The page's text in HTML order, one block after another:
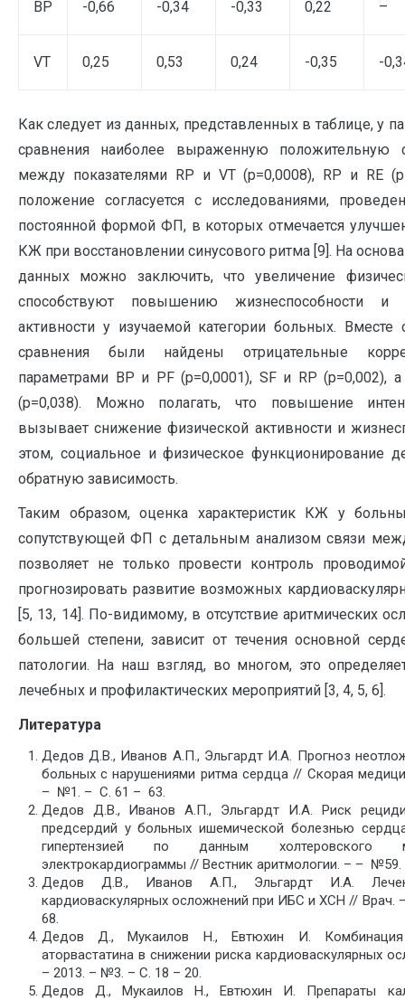
BP -0,66 -0,34 -0,33 0,22 –
VT 0,25 0,53 0,24 -0,35 -
Как следует из данных, представленных в таблице, у
сравнения наиболее выраженную положительную
между показателями RP и VT (p=0,0008), RP и RE
положение согласуется с исследованиями,
постоянной формой ФП, в которых отмечается
КЖ при восстановлении синусового ритма [9]. На
данных можно заключить, что увеличение
способствуют повышению жизнеспособности и
активности у изучаемой категории больных.
сравнения были найдены отрицательные
параметрами BP и PF (p=0,0001), SF и RP (p=0,002),
(p=0,038). Можно полагать, что повышение
вызывает снижение физической активности и
этом, социальное и физическое функционирование
обратную зависимость.
Таким образом, оценка характеристик КЖ у
сопутствующей ФП с детальным анализом связи
позволяет не только провести контроль
прогнозировать развитие возможных
[5, 13, 14]. По-видимому, в отсутствие аритмических
большей степени, зависит от течения основной
патологии. На наш взгляд, во многом, это
лечебных и профилактических мероприятий [3, 4, 5, 6].
Литература
Дедов Д.В., Иванов А.П., Эльгардт И.А. Прогноз
больных с нарушениями ритма сердца // Скорая
– №1. – С. 61 – 63.
Дедов Д.В., Иванов А.П., Эльгардт И.А. Риск
предсердий у больных ишемической болезнью
гипертензией по данным холтеровского
электрокардиограммы // Вестник аритмологии. – –
Дедов Д.В., Иванов А.П., Эльгардт И.А.
кардиоваскулярных осложнений при ИБС и ХСН //
68.
Дедов Д., Мукаилов Н., Евтюхин И.
аторвастатина в снижении риска кардиоваскулярных
– 2013. – №3. – С. 18 – 20.
Дедов Д., Мукаилов Н., Евтюхин И. Препараты